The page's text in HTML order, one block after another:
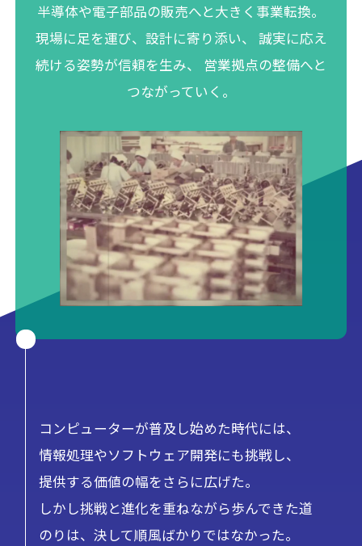
半導体や電子部品の販売へと大きく事業転換。
現場に足を運び、設計に寄り添い、
誠実に応え
続ける姿勢が信頼を生み、
営業拠点の整備へと
つながっていく。
コンピューターが普及し始めた時代には、
情報処理やソフトウェア開発にも挑戦し、
提供する価値の幅をさらに広げた。
しかし挑戦と進化を重ねながら歩んできた道
のりは、 決して順風ばかりではなかった。